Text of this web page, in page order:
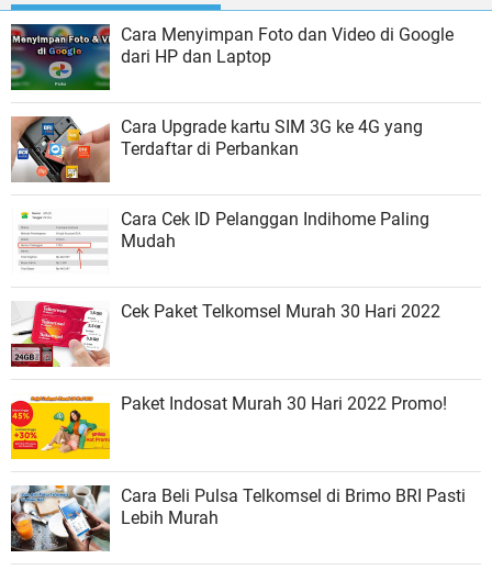
Cara Menyimpan Foto dan Video di Google
dari HP dan Laptop
Cara Upgrade kartu SIM 3G ke 4G yang
Terdaftar di Perbankan
Cara Cek ID Pelanggan Indihome Paling
Mudah
Cek Paket Telkomsel Murah 30 Hari 2022
Paket Indosat Murah 30 Hari 2022 Promo!
Cara Beli Pulsa Telkomsel di Brimo BRI Pasti
Lebih Murah